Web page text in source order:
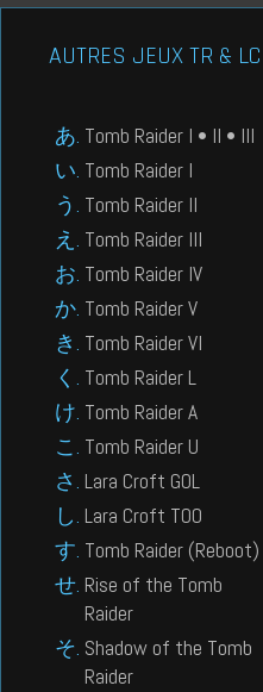
AUTRES JEUX TR & LC
Tomb Raider I • II • III
Tomb Raider I
Tomb Raider II
Tomb Raider III
Tomb Raider IV
Tomb Raider V
Tomb Raider VI
Tomb Raider L
Tomb Raider A
Tomb Raider U
Lara Croft GOL
Lara Croft TOO
Tomb Raider (Reboot)
Rise of the Tomb
Raider
Shadow of the Tomb
Raider